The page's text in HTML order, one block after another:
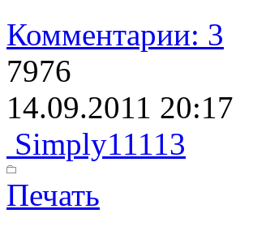
Комментарии: 3
7976
14.09.2011 20:17
Simply11113
Печать